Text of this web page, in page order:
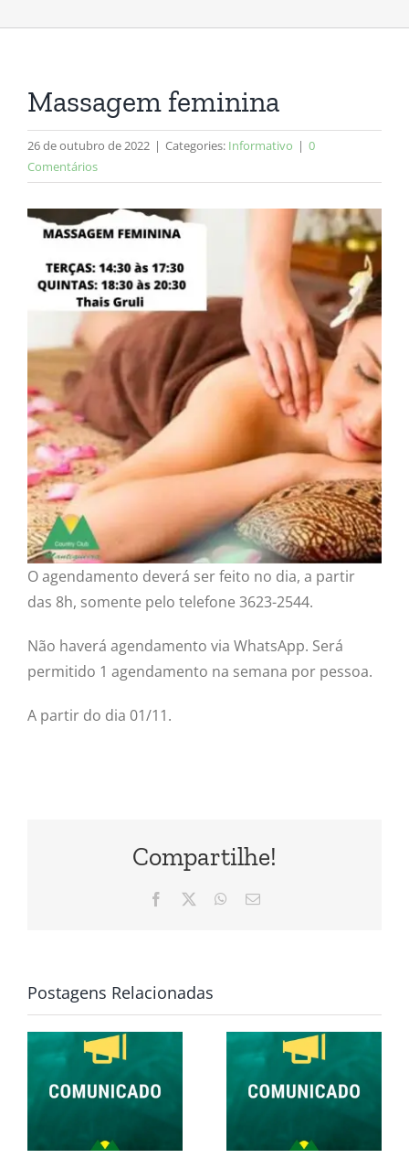
Massagem feminina
26 de outubro de 2022 | Categories: Informativo | 0
Comentários
O agendamento deverá ser feito no dia, a partir
das 8h, somente pelo telefone 3623-2544.
Não haverá agendamento via WhatsApp. Será
permitido 1 agendamento na semana por pessoa.
A partir do dia 01/11.
Compartilhe!
Facebook WhatsApp
E-
Postagens Relacionadas